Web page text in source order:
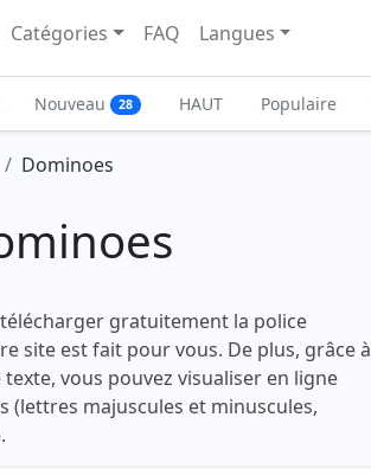
Catégories FAQ Langues
Nouveau 28 HAUT Populaire
Dominoes
gratuitement la police
site est fait pour vous. De plus, grâce à
vous pouvez visualiser en ligne
(lettres majuscules et minuscules,